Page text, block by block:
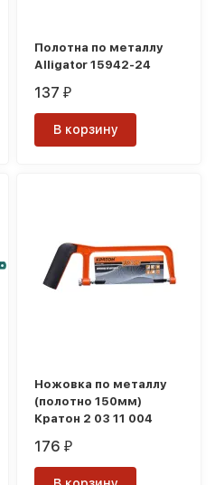
Полотна по металлу
Alligator 15942-24
137₽
В корзину
Ножовка по металлу
(полотно 150мм)
Кратон 2 03 11 004
176₽